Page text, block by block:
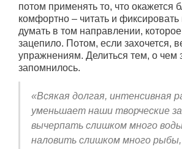
потом применять то, что окажется
комфортно – читать и
думать в том направлении,
зацепило. Потом, если захочется,
упражнениям. Делиться тем, о чем
запомнилось.
«Всякая долгая, интенсивная
уменьшает наши творческие
вычерпать слишком много
наловить слишком много